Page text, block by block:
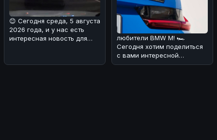
😊 Сегодня среда, 5 августа
2026 года, и у нас есть
интересная новость для
любители BMW M! 🏎
Сегодня хотим поделиться
с вами интересной
новостью: следующее